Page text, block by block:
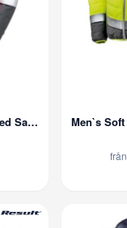
Women`s Soft Padded Safety Jacket
från